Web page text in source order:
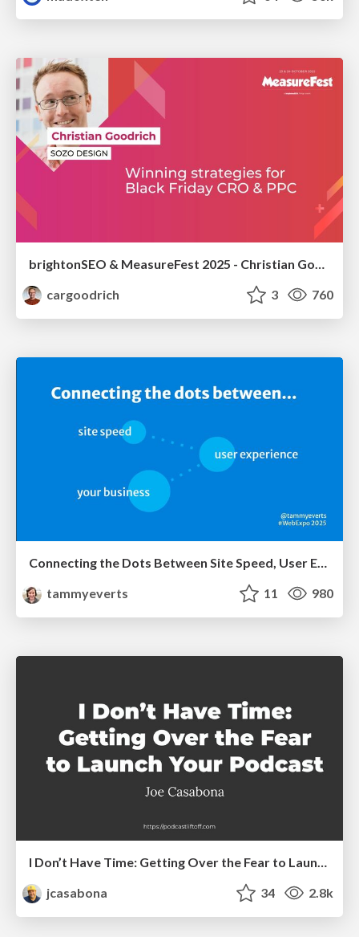
brightonSEO & MeasureFest 2025 - Christian Goodrich - Winning strategies for Black Friday CRO & PPC
cargoodrich
3 760
Connecting the Dots Between Site Speed, User Experience & Your Business [WebExpo 2025]
tammyeverts
11 980
jcasabona
34 2.8k